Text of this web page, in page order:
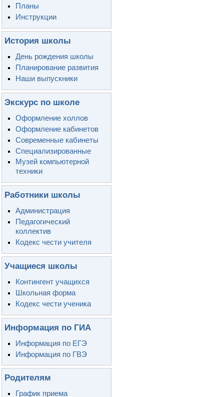
Планы
Инструкции
История школы
День рождения школы
Планирование развития
Наши выпускники
Экскурс по школе
Оформление холлов
Оформление кабинетов
Современные кабинеты
Специализированные
Музей компьютерной
техники
Работники школы
Администрация
Педагогический
коллектив
Кодекс чести учителя
Учащиеся школы
Контингент учащихся
Школьная форма
Кодекс чести ученика
Информация по ГИА
Информация по ЕГЭ
Информация по ГВЭ
Родителям
График приема